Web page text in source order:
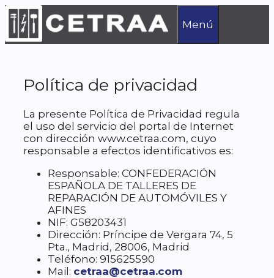
Saltar
al
contenido
Menú
Política de privacidad
La presente Política de Privacidad regula
el uso del servicio del portal de Internet
con dirección www.cetraa.com, cuyo
responsable a efectos identificativos es:
Responsable: CONFEDERACIÓN
ESPAÑOLA DE TALLERES DE
REPARACIÓN DE AUTOMÓVILES Y
AFINES
NIF: G58203431
Dirección: Príncipe de Vergara 74, 5
Pta., Madrid, 28006, Madrid
Teléfono: 915625590
Mail: cetraa@cetraa.com